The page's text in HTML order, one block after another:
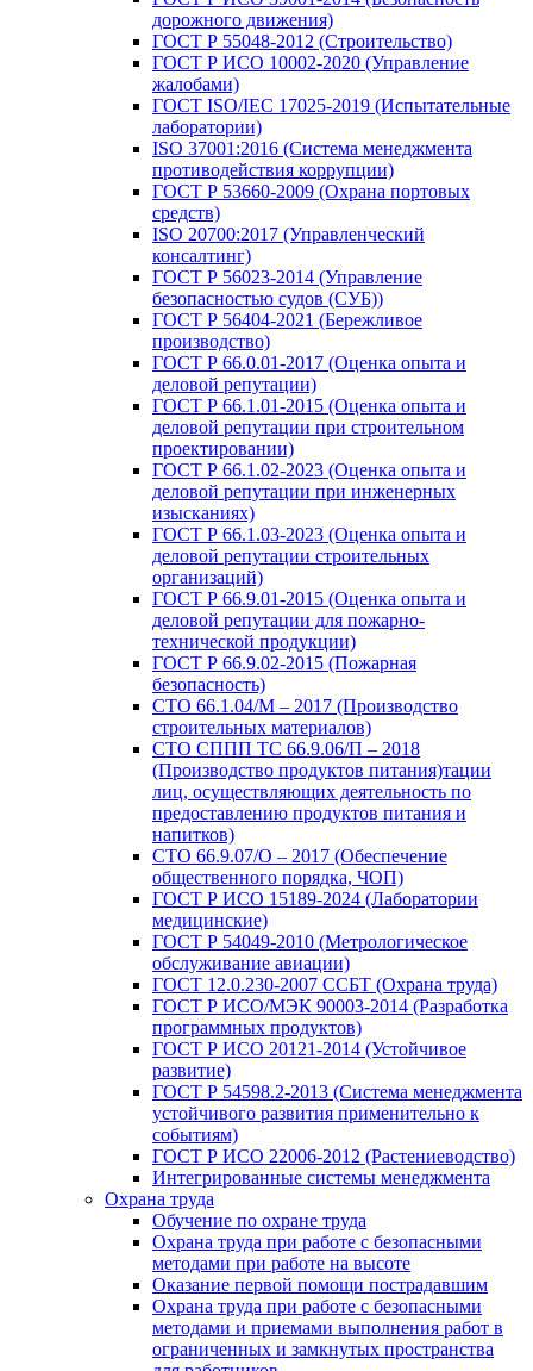
дорожного движения)
ГОСТ Р 55048-2012 (Строительство)
ГОСТ Р ИСО 10002-2020 (Управление
жалобами)
ГОСТ ISO/IEC 17025-2019 (Испытательные
лаборатории)
ISO 37001:2016 (Система менеджмента
противодействия коррупции)
ГОСТ Р 53660-2009 (Охрана портовых
средств)
ISO 20700:2017 (Управленческий
консалтинг)
ГОСТ Р 56023-2014 (Управление
безопасностью судов (СУБ))
ГОСТ Р 56404-2021 (Бережливое
производство)
ГОСТ Р 66.0.01-2017 (Оценка опыта и
деловой репутации)
ГОСТ Р 66.1.01-2015 (Оценка опыта и
деловой репутации при строительном
проектировании)
ГОСТ Р 66.1.02-2023 (Оценка опыта и
деловой репутации при инженерных
изысканиях)
ГОСТ Р 66.1.03-2023 (Оценка опыта и
деловой репутации строительных
организаций)
ГОСТ Р 66.9.01-2015 (Оценка опыта и
деловой репутации для пожарно-
технической продукции)
ГОСТ Р 66.9.02-2015 (Пожарная
безопасность)
СТО 66.1.04/М – 2017 (Производство
строительных материалов)
СТО СППП ТС 66.9.06/П – 2018
(Производство продуктов питания)тации
лиц, осуществляющих деятельность по
предоставлению продуктов питания и
напитков)
СТО 66.9.07/О – 2017 (Обеспечение
общественного порядка, ЧОП)
ГОСТ Р ИСО 15189-2024 (Лаборатории
медицинские)
ГОСТ Р 54049-2010 (Метрологическое
обслуживание авиации)
ГОСТ 12.0.230-2007 ССБТ (Охрана труда)
ГОСТ Р ИСО/МЭК 90003-2014 (Разработка
программных продуктов)
ГОСТ Р ИСО 20121-2014 (Устойчивое
развитие)
ГОСТ Р 54598.2-2013 (Система менеджмента
устойчивого развития применительно к
событиям)
ГОСТ Р ИСО 22006-2012 (Растениеводство)
Интегрированные системы менеджмента
Охрана труда
Обучение по охране труда
Охрана труда при работе с безопасными
методами при работе на высоте
Оказание первой помощи пострадавшим
Охрана труда при работе с безопасными
методами и приемами выполнения работ в
ограниченных и замкнутых пространства